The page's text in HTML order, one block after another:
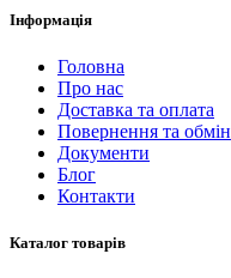
Інформація
Головна
Про нас
Доставка та оплата
Повернення та обмін
Документи
Блог
Контакти
Каталог товарів